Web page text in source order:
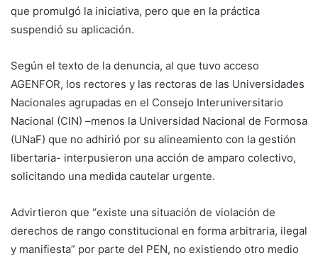
que promulgó la iniciativa, pero que en la práctica
suspendió su aplicación.
Según el texto de la denuncia, al que tuvo acceso
AGENFOR, los rectores y las rectoras de las Universidades
Nacionales agrupadas en el Consejo Interuniversitario
Nacional (CIN) –menos la Universidad Nacional de Formosa
(UNaF) que no adhirió por su alineamiento con la gestión
libertaria- interpusieron una acción de amparo colectivo,
solicitando una medida cautelar urgente.
Advirtieron que “existe una situación de violación de
derechos de rango constitucional en forma arbitraria, ilegal
y manifiesta” por parte del PEN, no existiendo otro medio